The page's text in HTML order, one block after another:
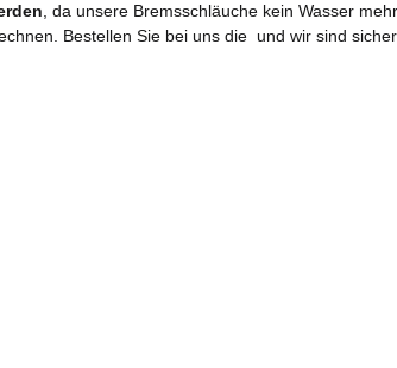
, da unsere Bremsschläuche kein Wasser
Bestellen Sie bei uns die und wir sind